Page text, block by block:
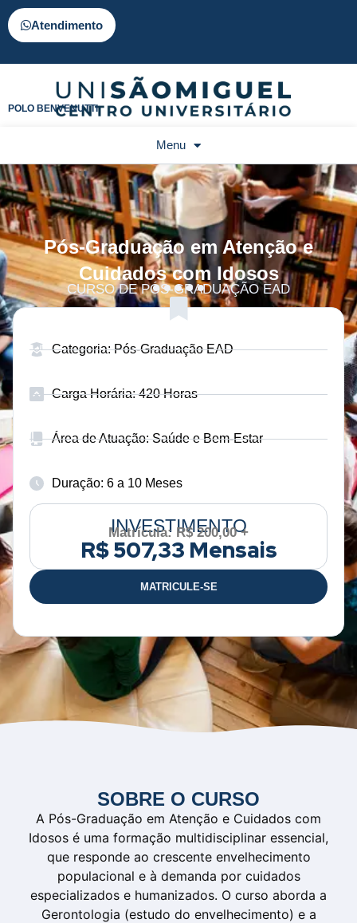
Atendimento
POLO BENVENUTTI
Menu
Pós-Graduação em Atenção e
Cuidados com Idosos
CURSO DE PÓS-GRADUAÇÃO EAD
Categoria: Pós-Graduação EAD
Carga Horária: 420 Horas
Área de Atuação: Saúde e Bem-Estar
Duração: 6 a 10 Meses
INVESTIMENTO
Matrícula: R$ 200,00 +
R$ 507,33 Mensais
MATRICULE-SE
SOBRE O CURSO
A Pós-Graduação em Atenção e Cuidados com
Idosos é uma formação multidisciplinar essencial,
que responde ao crescente envelhecimento
populacional e à demanda por cuidados
especializados e humanizados. O curso aborda a
Gerontologia (estudo do envelhecimento) e a